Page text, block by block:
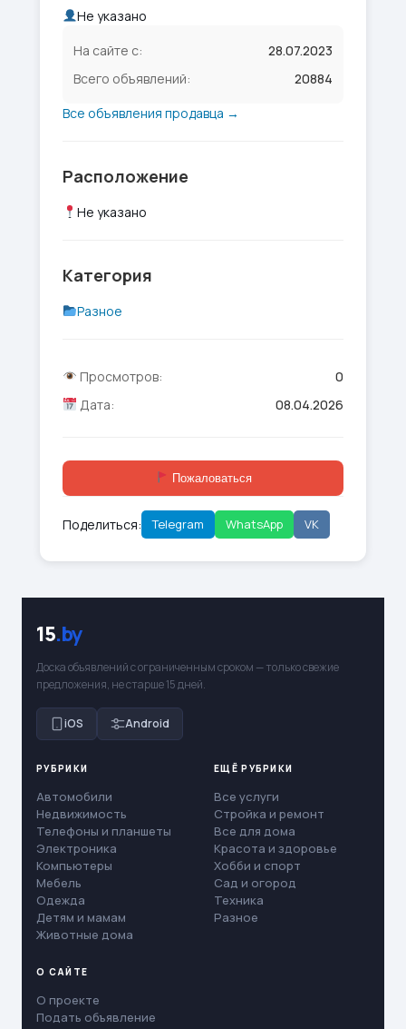
Не указано
На сайте с:
28.07.2023
Всего объявлений:
20884
Все объявления продавца →
Расположение
Не указано
Категория
Разное
Просмотров:
0
Дата:
08.04.2026
Пожаловаться
Поделиться: Telegram WhatsApp VK
15.by
Доска объявлений с ограниченным сроком — только свежие
предложения, не старше 15 дней.
iOS Android
РУБРИКИ
Автомобили
Недвижимость
Телефоны и планшеты
Электроника
Компьютеры
Мебель
Одежда
Детям и мамам
Животные дома
ЕЩЁ РУБРИКИ
Все услуги
Стройка и ремонт
Все для дома
Красота и здоровье
Хобби и спорт
Сад и огород
Техника
Разное
О САЙТЕ
О проекте
Подать объявление